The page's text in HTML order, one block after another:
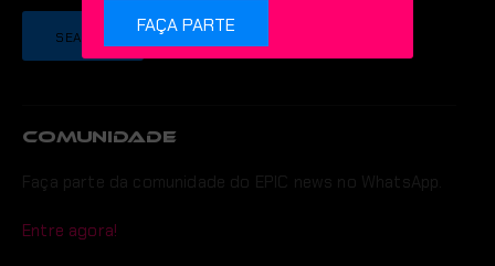
COMUNIDADE
Faça parte da comunidade do EPIC news no WhatsApp.
Entre agora!
FAÇA PARTE